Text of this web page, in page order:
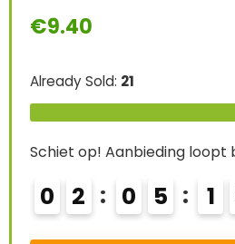
9.40
Already Sold:21
Schiet op! Aanbieding loopt
0